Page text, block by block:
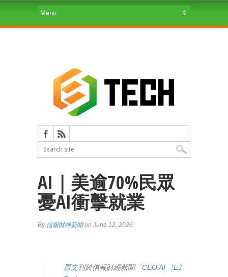
AI｜美逾70%民眾
憂AI衝擊就業
By 信報財經新聞on June 12, 2026
原文刊於信報財經新聞「CEO AI⎹ EJ